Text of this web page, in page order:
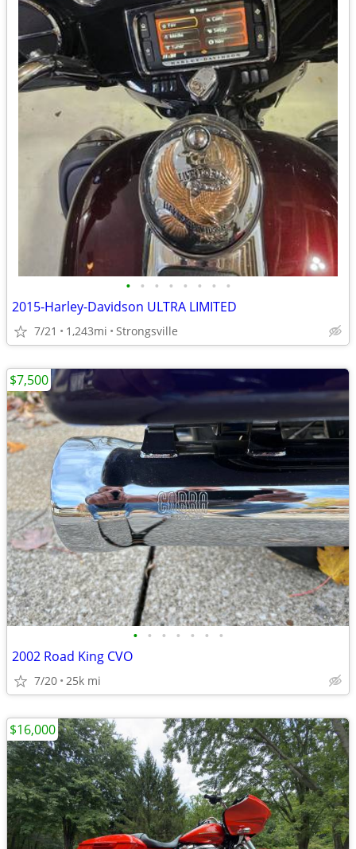
• • • • • • • •
2015-Harley-Davidson ULTRA LIMITED
7/21 1,243mi Strongsville
• • • • • • •
2002 Road King CVO
7/20 25k mi
$7,500
$16,000